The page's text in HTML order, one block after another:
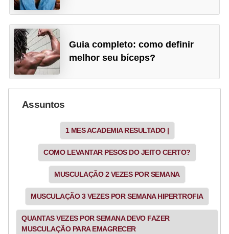
Guia completo: como definir
melhor seu bíceps?
Assuntos
1 MES ACADEMIA RESULTADO |
COMO LEVANTAR PESOS DO JEITO CERTO?
MUSCULAÇÃO 2 VEZES POR SEMANA
MUSCULAÇÃO 3 VEZES POR SEMANA HIPERTROFIA
QUANTAS VEZES POR SEMANA DEVO FAZER
MUSCULAÇÃO PARA EMAGRECER